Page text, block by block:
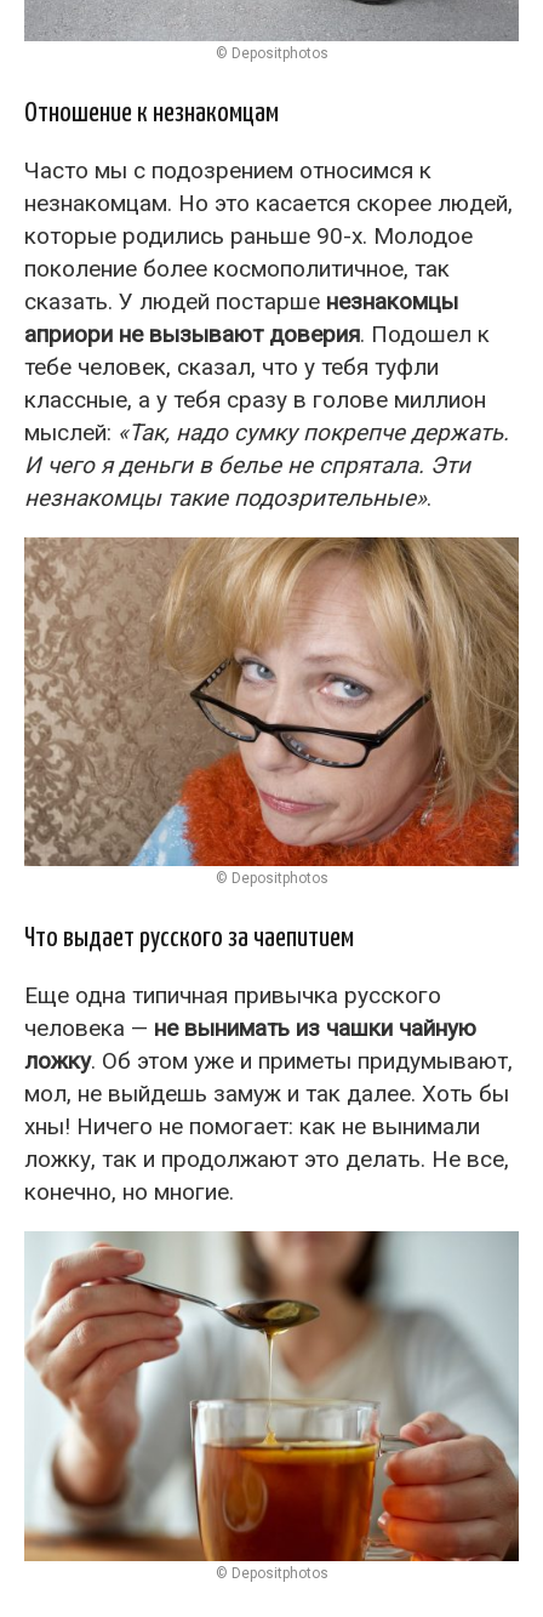
© Depositphotos
Отношение к незнакомцам
Часто мы с подозрением относимся к
незнакомцам. Но это касается скорее людей,
которые родились раньше 90-х. Молодое
поколение более космополитичное, так
сказать. У людей постарше незнакомцы
априори не вызывают доверия. Подошел к
тебе человек, сказал, что у тебя туфли
классные, а у тебя сразу в голове миллион
мыслей: «Так, надо сумку покрепче держать.
И чего я деньги в белье не спрятала. Эти
незнакомцы такие подозрительные».
© Depositphotos
Что выдает русского за чаепитием
Еще одна типичная привычка русского
человека — не вынимать из чашки чайную
ложку. Об этом уже и приметы придумывают,
мол, не выйдешь замуж и так далее. Хоть бы
хны! Ничего не помогает: как не вынимали
ложку, так и продолжают это делать. Не все,
конечно, но многие.
© Depositphotos